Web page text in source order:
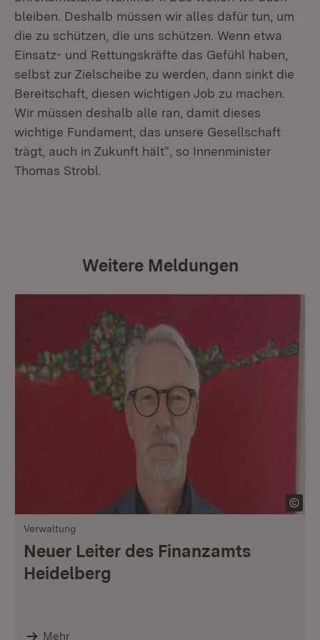
bleiben. Deshalb müssen wir alles dafür tun, um
die zu schützen, die uns schützen. Wenn etwa
Einsatz- und Rettungskräfte das Gefühl haben,
selbst zur Zielscheibe zu werden, dann sinkt die
Bereitschaft, diesen wichtigen Job zu machen.
Wir müssen deshalb alle ran, damit dieses
wichtige Fundament, das unsere Gesellschaft
trägt, auch in Zukunft hält“, so Innenminister
Thomas Strobl.
Weitere Meldungen
Verwaltung
Neuer Leiter des Finanzamts
Heidelberg
Mehr